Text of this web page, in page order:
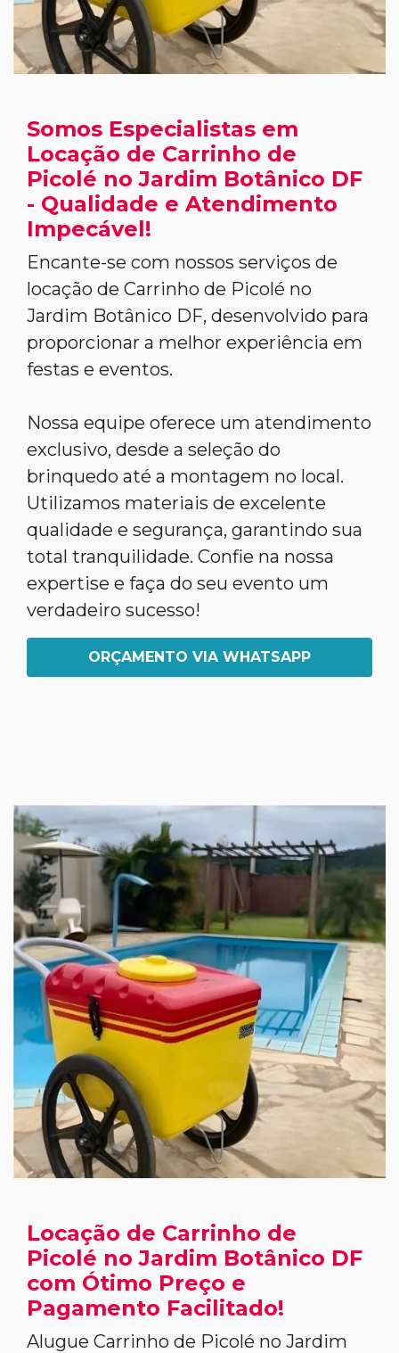
Somos Especialistas em
Locação de Carrinho de
Picolé no Jardim Botânico DF
- Qualidade e Atendimento
Impecável!
Encante-se com nossos serviços de
locação de Carrinho de Picolé no
Jardim Botânico DF, desenvolvido para
proporcionar a melhor experiência em
festas e eventos.
Nossa equipe oferece um atendimento
exclusivo, desde a seleção do
brinquedo até a montagem no local.
Utilizamos materiais de excelente
qualidade e segurança, garantindo sua
total tranquilidade. Confie na nossa
expertise e faça do seu evento um
verdadeiro sucesso!
ORÇAMENTO VIA WHATSAPP
Locação de Carrinho de
Picolé no Jardim Botânico DF
com Ótimo Preço e
Pagamento Facilitado!
Alugue Carrinho de Picolé no Jardim